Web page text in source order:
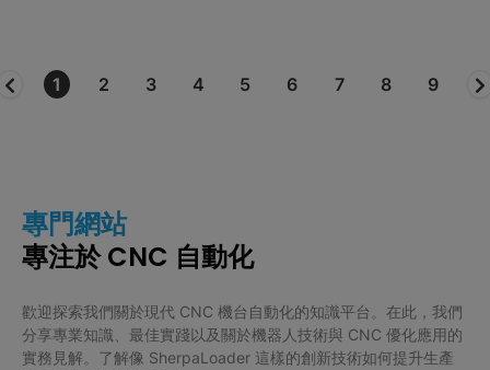
1 2 3 4 5 6 7 8 9
專門網站
專注於 CNC 自動化
歡迎探索我們關於現代 CNC 機台自動化的知識平台。在此，我們
分享專業知識、最佳實踐以及關於機器人技術與 CNC 優化應用的
實務見解。了解像 SherpaLoader 這樣的創新技術如何提升生產